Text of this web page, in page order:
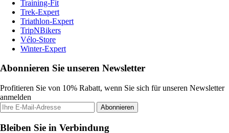
Training-Fit
Trek-Expert
Triathlon-Expert
TripNBikers
Vélo-Store
Winter-Expert
Abonnieren Sie unseren Newsletter
Profitieren Sie von 10% Rabatt, wenn Sie sich für unseren Newsletter
anmelden
Abonnieren
Bleiben Sie in Verbindung